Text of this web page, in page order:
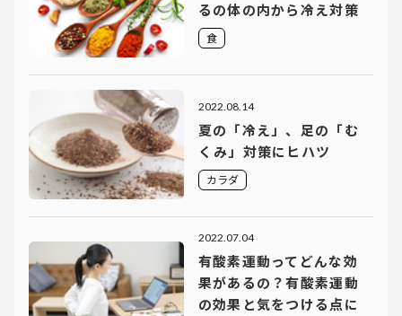
るの体の内から冷え対策
食
2022.08.14
夏の「冷え」、足の「む
くみ」対策にヒハツ
カラダ
2022.07.04
有酸素運動ってどんな効
果があるの？有酸素運動
の効果と気をつける点に